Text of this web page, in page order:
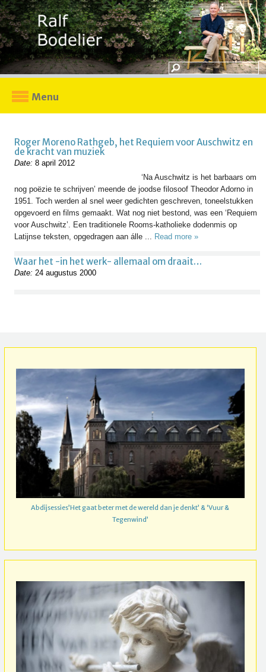
Menu
Roger Moreno Rathgeb, het Requiem voor Auschwitz en
de kracht van muziek
Date: 8 april 2012
‘Na Auschwitz is het barbaars om
nog poëzie te schrijven’ meende de joodse filosoof Theodor Adorno in
1951. Toch werden al snel weer gedichten geschreven, toneelstukken
opgevoerd en films gemaakt. Wat nog niet bestond, was een ‘Requiem
voor Auschwitz’. Een traditionele Rooms-katholieke dodenmis op
Latijnse teksten, opgedragen aan álle ... Read more »
Waar het -in het werk- allemaal om draait…
Date: 24 augustus 2000
Abdijsessies’Het gaat beter met de wereld dan je denkt’ & ‘Vuur &
Tegenwind’